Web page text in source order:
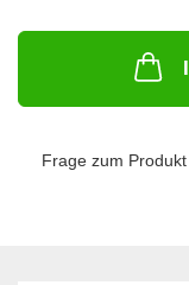
Frage zum Produkt